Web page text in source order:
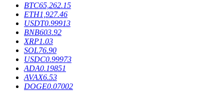
Krediler
BTC65,262.15
ETH1,927.46
USDT0.99913
BNB603.92
XRP1.03
SOL76.90
USDC0.99973
ADA0.19851
AVAX6.53
DOGE0.07002